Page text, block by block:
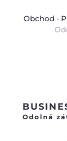
Obchod •
Odolná